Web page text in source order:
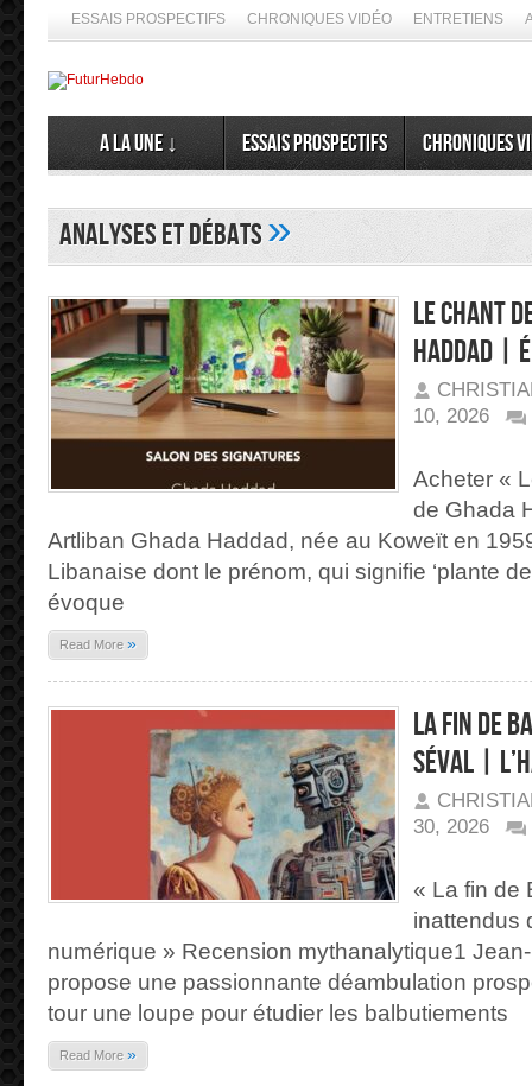
ESSAIS PROSPECTIFS CHRONIQUES VIDÉO ENTRETIENS
A la Une ↓ Essais prospectifs Chroniques
Analyses et Débats»
Le Chant
Haddad |
10, 2026
DES
CIGALES
DE
GHADA
HADDAD
|
ÉDITIONS
ARTLIBAN
Acheter «
de Ghada
Artliban Ghada Haddad, née au Koweït en
Libanaise dont le prénom, qui signifie ‘plante
évoque
Read More »
La fin de
Séval |
30, 2026
DE
BABEL,
JEAN-
DOMINIQUE
SÉVAL
| L’HARMATTAN
« La fin de
inattendus
numérique » Recension mythanalytique1
propose une passionnante déambulation
tour une loupe pour étudier les balbutiements
Read More »